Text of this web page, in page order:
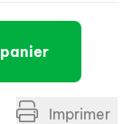
Imprimer